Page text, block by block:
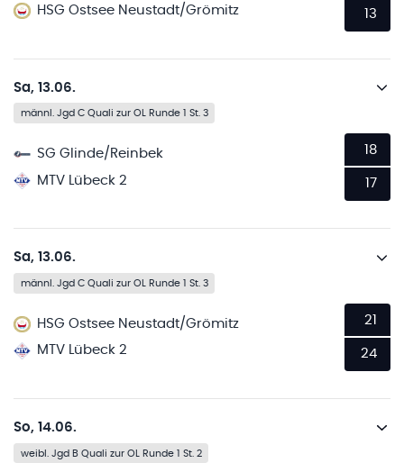
HSG Ostsee Neustadt/Grömitz
13
Sa, 13.06.
männl. Jgd C Quali zur OL Runde 1 St. 3
SG Glinde/Reinbek
MTV Lübeck 2
18
17
Sa, 13.06.
männl. Jgd C Quali zur OL Runde 1 St. 3
HSG Ostsee Neustadt/Grömitz
MTV Lübeck 2
21
24
So, 14.06.
weibl. Jgd B Quali zur OL Runde 1 St. 2